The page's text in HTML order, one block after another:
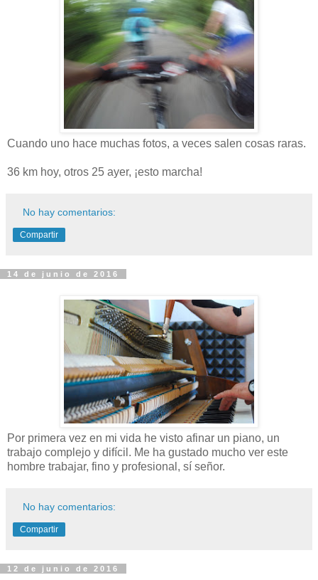
Cuando uno hace muchas fotos, a veces salen cosas raras.
36 km hoy, otros 25 ayer, ¡esto marcha!
No hay comentarios:
Compartir
14 de junio de 2016
Por primera vez en mi vida he visto afinar un piano, un
trabajo complejo y difícil. Me ha gustado mucho ver este
hombre trabajar, fino y profesional, sí señor.
No hay comentarios:
Compartir
12 de junio de 2016